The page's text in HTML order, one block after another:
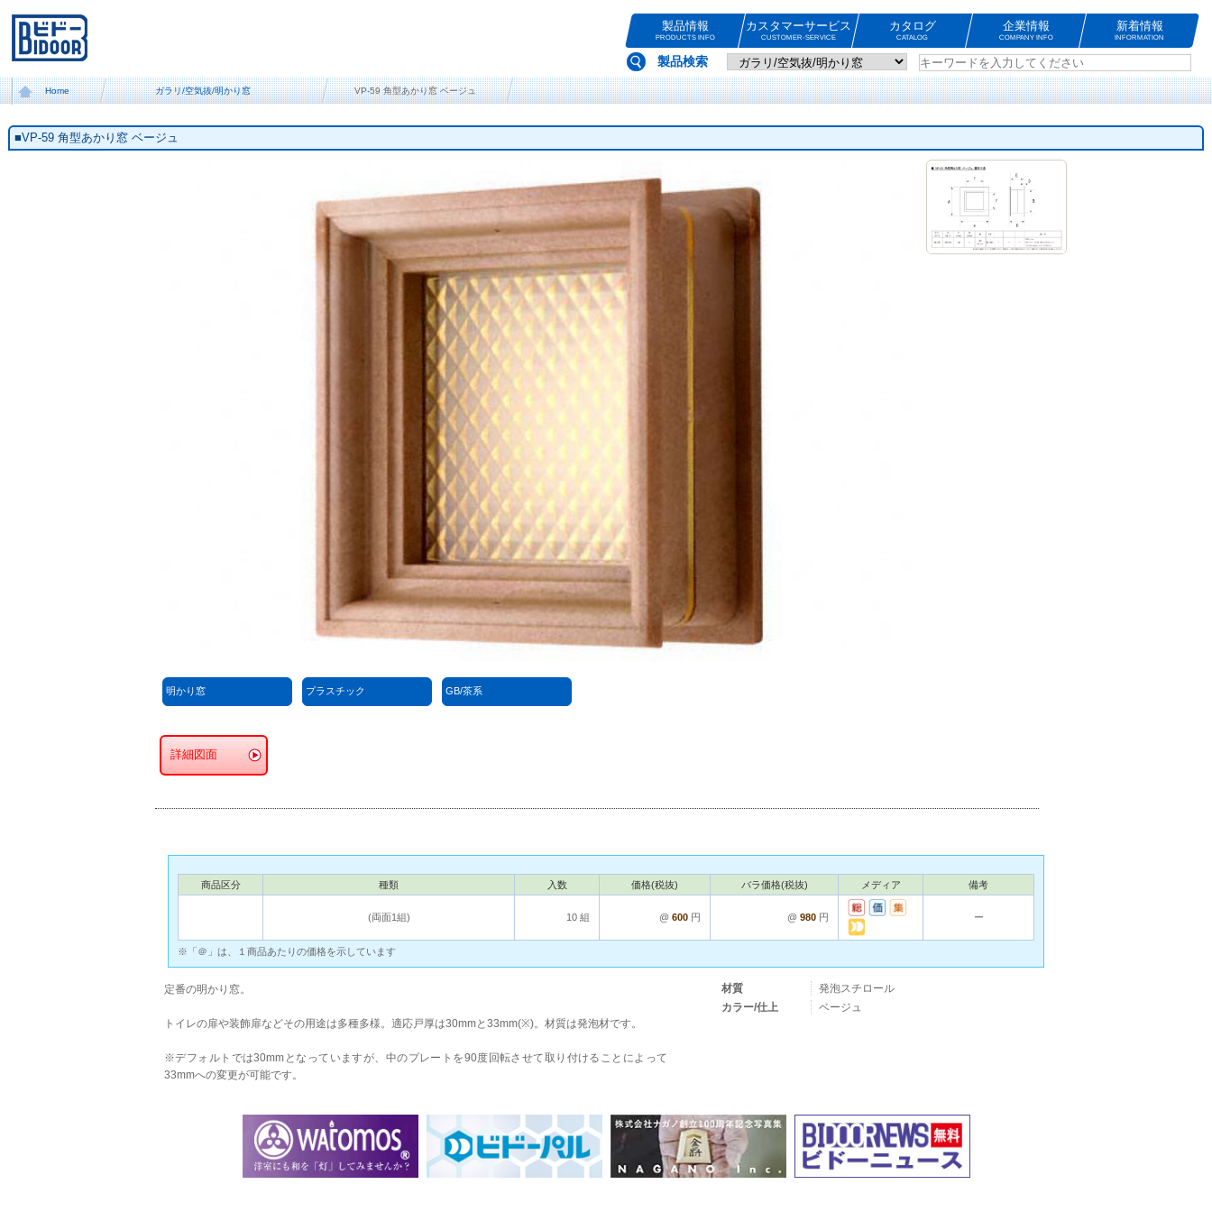
製品情報
PRODUCTS INFO
カスタマーサービス
CUSTOMER-SERVICE
カタログ
CATALOG
企業情報
COMPANY INFO
新着情報
INFORMATION
製品検索
Home ガラリ/空気抜/明かり窓 VP-59 角型あかり窓 ベージュ
■VP-59 角型あかり窓 ベージュ
明かり窓 プラスチック GB/茶系
詳細図面
商品区分 種類 入数 価格(税抜) バラ価格(税抜) メディア 備考
(両面1組) 10 組 @ 600 円 @ 980 円 ー
※「＠」は、１商品あたりの価格を示しています
定番の明かり窓。
トイレの扉や装飾扉などその用途は多種多様。適応戸厚は30mmと33mm(※)。材質は発泡材です。
※デフォルトでは30mmとなっていますが、中のプレートを90度回転させて取り付けることによって
33mmへの変更が可能です。
材質
発泡スチロール
カラー/仕上
ベージュ